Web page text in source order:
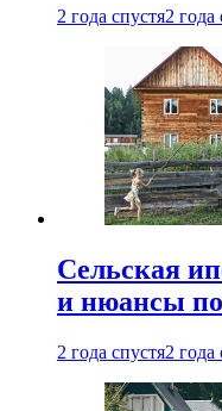
2 года спустя2 года
Сельская
и нюансы
2 года спустя2 года